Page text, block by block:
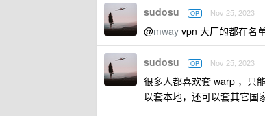
sudosu OP Nov 25, 2023
@mway vpn 大厂的都在名
sudosu OP Nov 25, 2023
很多人都喜欢套 warp ，只
以套本地，还可以套其它国